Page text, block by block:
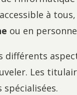
à
ou en
Les
spécialisées.